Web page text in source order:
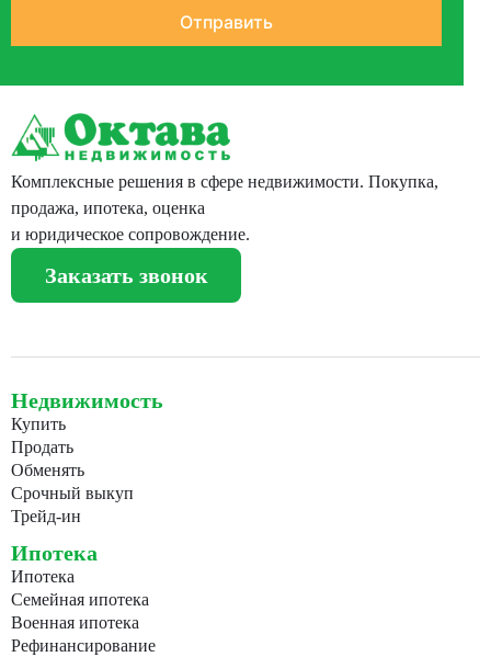
Комплексные решения в сфере недвижимости. Покупка,
продажа, ипотека, оценка
и юридическое сопровождение.
Заказать звонок
Недвижимость
Купить
Продать
Обменять
Срочный выкуп
Трейд-ин
Ипотека
Ипотека
Семейная ипотека
Военная ипотека
Рефинансирование